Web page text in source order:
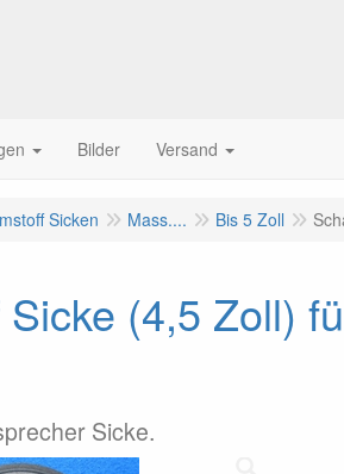
Bilder Versand
Sicken Mass.... Bis 5 Zoll
(4,5 Zoll)
Sicke.